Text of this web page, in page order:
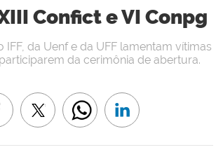
Confict e VI Conpg
IFF, da Uenf e da UFF lamentam vítimas
da cerimônia de abertura.